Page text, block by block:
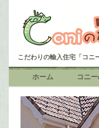
こだわりの輸入住宅「コニ
ホーム コニ